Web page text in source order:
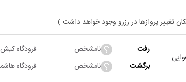
تغییر پروازها در رزرو وجود خواهد داشت )
رفت نامشخص فرودگاه کیش
برگشت نامشخص فرودگاه